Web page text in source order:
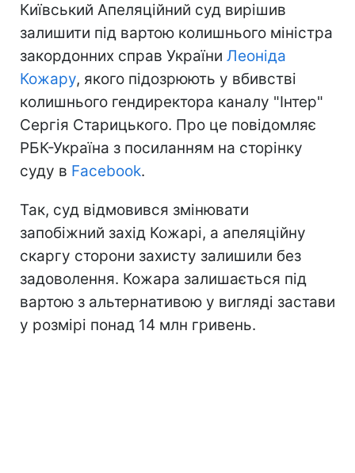
Київський Апеляційний суд вирішив
залишити під вартою колишнього міністра
закордонних справ України Леоніда
Кожару, якого підозрюють у вбивстві
колишнього гендиректора каналу "Інтер"
Сергія Старицького. Про це повідомляє
РБК-Україна з посиланням на сторінку
суду в Facebook.
Так, суд відмовився змінювати
запобіжний захід Кожарі, а апеляційну
скаргу сторони захисту залишили без
задоволення. Кожара залишається під
вартою з альтернативою у вигляді застави
у розмірі понад 14 млн гривень.